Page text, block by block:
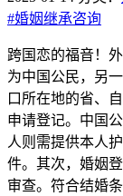
#婚姻继承咨询
跨国恋的福音！
为中国公民，另
口所在地的省、
申请登记。中国
人则需提供本人
件。其次，婚姻
审查。符合结婚